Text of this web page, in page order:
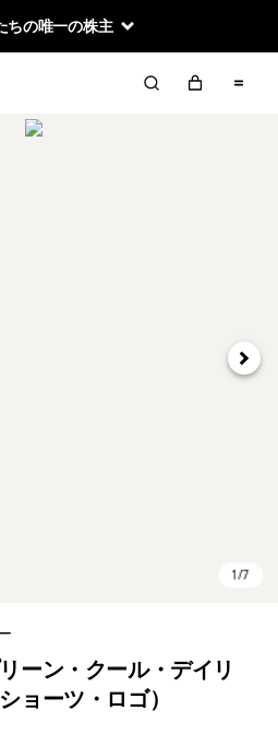
ちの唯一の株主
次へ
ーン・クール・デイリ
ョーツ・ロゴ）